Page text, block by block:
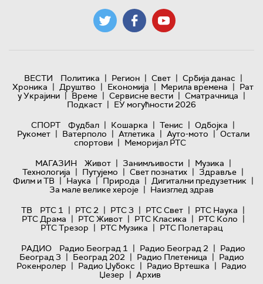
ВЕСТИ Политика | Регион | Свет | Србија данас |
Хроника | Друштво | Економија | Мерила времена | Рат
у Украјини | Време | Сервисне вести | Сматрачница |
Подкаст | ЕУ могућности 2026
СПОРТ
Фудбал | Кошарка | Тенис | Одбојка |
Рукомет | Ватерполо | Атлетика | Ауто-мото | Остали
спортови | Меморијал РТС
МАГАЗИН
Живот | Занимљивости | Музика |
Технологијa | Путујемо | Свет познатих | Здравље |
Филм и ТВ | Наука | Природа | Дигитални предузетник |
За мале велике хероје | Наизглед здрав
ТВ
РТС 1 | РТС 2 | РТС 3 | РТС Свет | РТС Наука |
РТС Драма | РТС Живот | РТС Класика | РТС Коло |
РТС Трезор | РТС Музика | РТС Полетарац
РАДИО
Радио Београд 1 | Радио Београд 2 | Радио
Београд 3 | Београд 202 | Радио Плетеница | Радио
Рокенролер | Радио Џубокс | Радио Вртешка | Радио
Џезер | Архив